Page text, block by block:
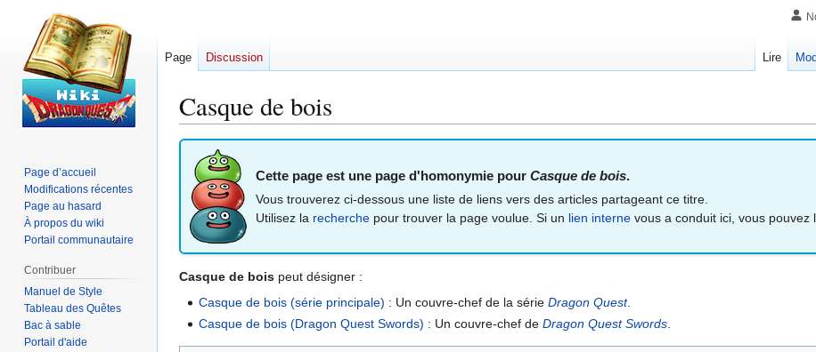
Casque de bois
Aller
navigation
Aller
recherche
Cette page est une page d'homonymie pour Casque de bois.
Vous trouverez ci-dessous une liste de liens vers des articles partageant ce titre.
Utilisez la recherche pour trouver la page voulue. Si un lien interne vous a conduit ici, vous pouvez
Casque de bois peut désigner :
Casque de bois (série principale) : Un couvre-chef de la sérieDragon Quest.
Casque de bois (Dragon Quest Swords) : Un couvre-chef deDragon Quest Swords
Page Discussion Lire
Page d’accueil
Modifications récentes
Page au hasard
À propos du wiki
Portail communautaire
Contribuer
Manuel de Style
Tableau des Quêtes
Bac à sable
Portail d'aide